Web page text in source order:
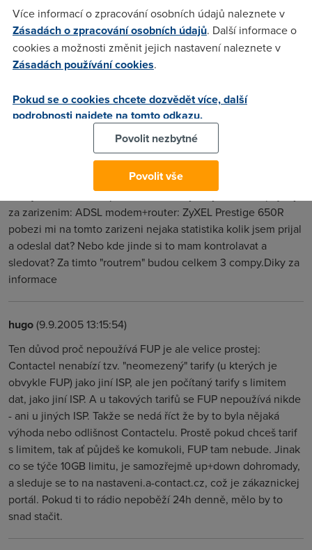
10GB limit a to s levnějším přírůstkem 35-40/1GB místo
180/2GB, a za 950 místo 10GB skoro cokoli...ale jinak ok.
Hanuš(9.9.2005 13:03:26)
Me ani o ten limit nejde. Normalnim surfovanim na internetu
nepresahnu snad 3 GB.Pokud bych chtel poslouchat
internetove radio a sem tam neco stahnout tak tech 10 GB
bude snad stacit.Co je pro me prizniva informace,aspon to
pisou, ze Contactel jeden z mala nepouziva FUP a to je pro
me vcelku podstatne.Kdyby prisla chut neco stahnout :-). Ten
limit je download + upload dohromady?Kdyz budu napojeny
za zarizenim: ADSL modem+router: ZyXEL Prestige 650R
pobezi mi na tomto zarizeni nejaka statistika kolik jsem prijal
a odeslal dat? Nebo kde jinde si to mam kontrolavat a
sledovat? Za timto "routrem" budou celkem 3 compy.Diky za
informace
hugo(9.9.2005 13:15:54)
Ten důvod proč nepoužívá FUP je ale velice prostej:
Contactel nenabízí tzv. "neomezený" tarify (u kterých je
obvykle FUP) jako jiní ISP, ale jen počítaný tarify s limitem
dat, jako jiní ISP. A u takových tarifů se FUP nepoužívá nikde
- ani u jiných ISP. Takže se nedá říct že by to byla nějaká
výhoda nebo odlišnost Contactelu. Prostě pokud chceš tarif
s limitem, tak ať půjdeš ke komukoli, FUP tam nebude. Jinak
co se týče 10GB limitu, je samozřejmě up+down dohromady,
a sleduje se to na nastaveni.a-contact.cz, což je zákaznickej
portál. Pokud ti to rádio nepoběží 24h denně, mělo by to
snad stačit.
Více informací o zpracování osobních údajů naleznete v
Zásadách o zpracování osobních údajů. Další informace o
cookies a možnosti změnit jejich nastavení naleznete v
Zásadách používání cookies.
Pokud se o cookies chcete dozvědět více, další
podrobnosti najdete na tomto odkazu.
Povolit nezbytné
Povolit vše